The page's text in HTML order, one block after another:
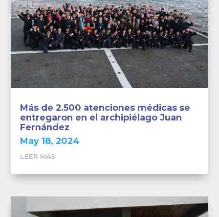
Más de 2.500 atenciones médicas se
entregaron en el archipiélago Juan
Fernández
May 18, 2024
LEER MÁS